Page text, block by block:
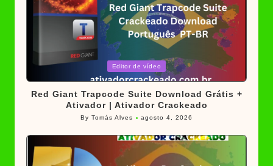
Posted
Editor de vídeo
Red Giant Trapcode Suite Download Grátis +
Ativador | Ativador Crackeado
Posted
ByTomás Alves agosto 4, 2026